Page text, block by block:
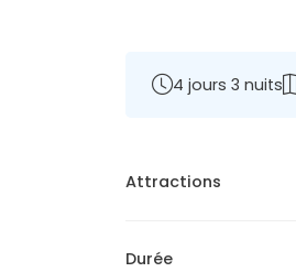
4 jours 3 nuits
Attractions
Durée